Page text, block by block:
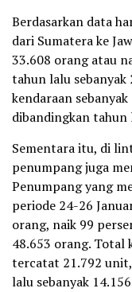
Berdasarkan data
dari Sumatera ke
33.608 orang atau
tahun lalu
kendaraan
dibandingkan tahun
Sementara itu, di
penumpang juga
Penumpang yang
periode 24-26
orang, naik 99
48.653 orang. Total
tercatat 21.792
lalu sebanyak